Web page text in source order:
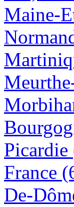
Maine-
Picardie
France
De-